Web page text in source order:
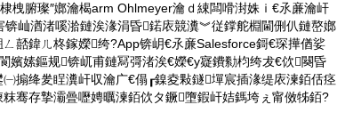
栧腑璨″嫏瀹楬arm Ohlmeyer瀹ｄ綀闆嗗湗姝ｉ€氶亷瀹屽
屾湭渚嗘湁鏈涘湪涓昏鍩庡競瀵︾従鐣舵棩閫侀仈鏈嶅嫏
嚭鍏ㄦ柊鎵嬫绔?App锛岄€氶亷Salesforce鎶€琛撶偤娑
嬪嫊鏂规锛屼甫鏈冩彁渚涘€嬫€у寲鐨勬枃绔犮€佽闋昏
搧绛夎睈瀵屽収瀹广€傝┎鎳夌敤鐩墠宸插湪缇庡湅銆佸痉
骞存摯灞曡嚦娉曞湅銆佽タ鐝墮鍜屽姞鎷垮ぇ甯傚牬銆?